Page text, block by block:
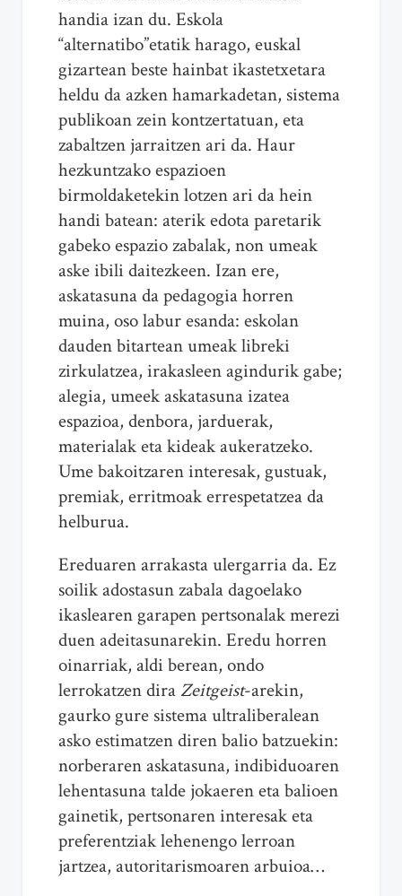
handia izan du. Eskola
“alternatibo”etatik harago, euskal
gizartean beste hainbat ikastetxetara
heldu da azken hamarkadetan, sistema
publikoan zein kontzertatuan, eta
zabaltzen jarraitzen ari da. Haur
hezkuntzako espazioen
birmoldaketekin lotzen ari da hein
handi batean: aterik edota paretarik
gabeko espazio zabalak, non umeak
aske ibili daitezkeen. Izan ere,
askatasuna da pedagogia horren
muina, oso labur esanda: eskolan
dauden bitartean umeak libreki
zirkulatzea, irakasleen agindurik gabe;
alegia, umeek askatasuna izatea
espazioa, denbora, jarduerak,
materialak eta kideak aukeratzeko.
Ume bakoitzaren interesak, gustuak,
premiak, erritmoak errespetatzea da
helburua.
Ereduaren arrakasta ulergarria da. Ez
soilik adostasun zabala dagoelako
ikaslearen garapen pertsonalak merezi
duen adeitasunarekin. Eredu horren
oinarriak, aldi berean, ondo
lerrokatzen dira Zeitgeist-arekin,
gaurko gure sistema ultraliberalean
asko estimatzen diren balio batzuekin:
norberaren askatasuna, indibiduoaren
lehentasuna talde jokaeren eta balioen
gainetik, pertsonaren interesak eta
preferentziak lehenengo lerroan
jartzea, autoritarismoaren arbuioa…